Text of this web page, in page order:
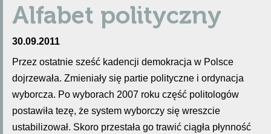
Alfabet polityczny
30.09.2011
Przez ostatnie sześć kadencji demokracja w Polsce
dojrzewała. Zmieniały się partie polityczne i ordynacja
wyborcza. Po wyborach 2007 roku część politologów
postawiła tezę, że system wyborczy się wreszcie
ustabilizował. Skoro przestała go trawić ciągła płynność